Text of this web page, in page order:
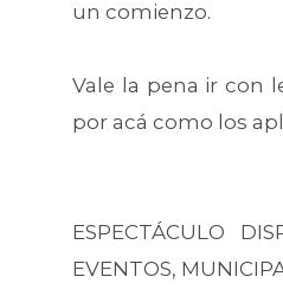
un comienzo.
Vale la pena ir con
por acá como los
ESPECTÁCULO
EVENTOS,